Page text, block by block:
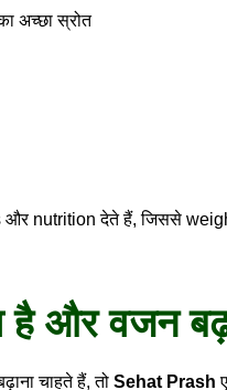
अच्छा स्रोत
nutrition देते हैं, जिससे
और वजन
चाहते हैं, तो Sehat Prash